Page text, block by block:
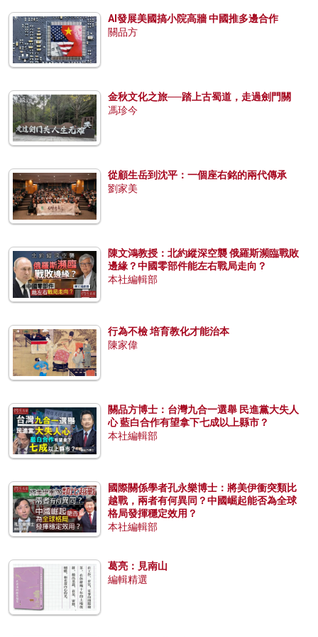
AI發展美國搞小院高牆 中國推多邊合作
關品方
金秋文化之旅──踏上古蜀道，走過劍門關
馮珍今
從顧生岳到沈平：一個座右銘的兩代傳承
劉家美
陳文鴻教授：北約縱深空襲 俄羅斯瀕臨戰敗
邊緣？中國零部件能左右戰局走向？
本社編輯部
行為不檢 培育教化才能治本
陳家偉
關品方博士：台灣九合一選舉 民進黨大失人
心 藍白合作有望拿下七成以上縣市？
本社編輯部
國際關係學者孔永樂博士：將美伊衝突類比
越戰，兩者有何異同？中國崛起能否為全球
格局發揮穩定效用？
本社編輯部
葛亮：見南山
編輯精選